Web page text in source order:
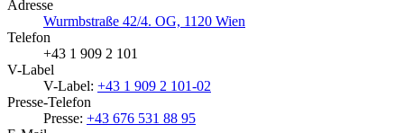
Adresse
Wurmbstraße 42/4. OG, 1120 Wien
Telefon
+43 1 909 2 101
V-Label
V-Label: +43 1 909 2 101-02
Presse-Telefon
Presse: +43 676 531 88 95